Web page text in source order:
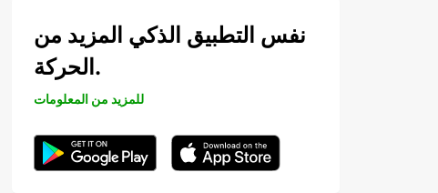
نفس التطبيق الذكي المزيد من
الحركة.
للمزيد من المعلومات